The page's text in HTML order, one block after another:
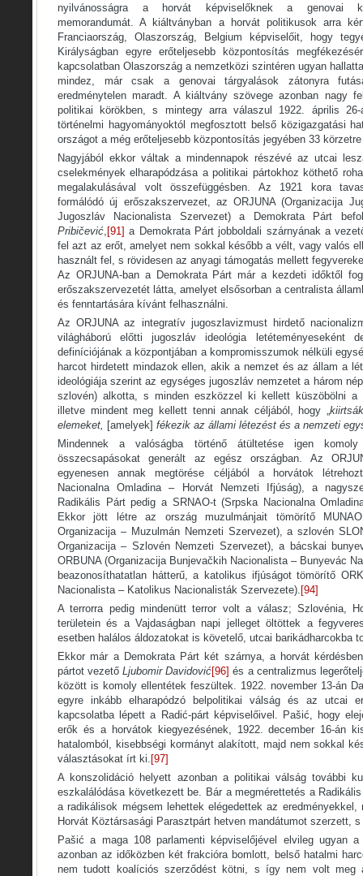
nyilvánosságra a horvát képviselőknek a genovai
memorandumát. A kiáltványban a horvát politikusok arra
Franciaország, Olaszország, Belgium képviselőit, hogy
Királyságban egyre erőteljesebb központosítás
kapcsolatban Olaszország a nemzetközi szintéren ugyan
mindez, már csak a genovai tárgyalások zátonyra
eredménytelen maradt. A kiáltvány szövege azonban nagy
politikai körökben, s mintegy arra válaszul 1922. április
történelmi hagyományoktól megfosztott belső közigazgatási
országot a még erőteljesebb központosítás jegyében 33
Nagyjából ekkor váltak a mindennapok részévé az utcai
cselekmények elharapódzása a politikai pártokhoz köthető
megalakulásával volt összefüggésben. Az 1921 kora
formálódó új erőszakszervezet, az ORJUNA (Organizacija
Jugoszláv Nacionalista Szervezet) a Demokrata Párt
Pribičević [91] a Demokrata Párt jobboldali szárnyának a
fel azt az erőt, amelyet nem sokkal később a vélt, vagy valós
használt fel, s rövidesen az anyagi támogatás mellett
Az ORJUNA-ban a Demokrata Párt már a kezdeti időktől
erőszakszervezetét látta, amelyet elsősorban a centralista
és fenntartására kívánt felhasználni.
Az ORJUNA az integratív jugoszlavizmust hirdető
világháború előtti jugoszláv ideológia letéteményeseként
definíciójának a központjában a kompromisszumok nélküli
harcot hirdetett mindazok ellen, akik a nemzet és az állam a
ideológiája szerint az egységes jugoszláv nemzetet a három
szlovén) alkotta, s minden eszközzel ki kellett küszöbölni a
illetve mindent meg kellett tenni annak céljából, hogy „
elemeket,
[amelyek] fékezik az állami létezést és a nemzeti
Mindennek a valóságba történő átültetése igen
összecsapásokat generált az egész országban. Az
egyenesen annak megtörése céljából a horvátok
Nacionalna Omladina – Horvát Nemzeti Ifjúság), a
Radikális Párt pedig a SRNAO-t (Srpska Nacionalna
Ekkor jött létre az ország muzulmánjait tömörítő MUNAO
Organizacija – Muzulmán Nemzeti Szervezet), a szlovén
Organizacija – Szlovén Nemzeti Szervezet), a bácskai
ORBUNA (Organizacija Bunjevačkih Nacionalista – Bunyevác
beazonosíthatatlan hátterű, a katolikus ifjúságot tömörítő
Nacionalista – Katolikus Nacionalisták Szervezete). [94]
A terrorra pedig mindenütt terror volt a válasz; Szlovénia,
területein és a Vajdaságban napi jelleget öltöttek a
esetben halálos áldozatokat is követelő, utcai barikádharcokba
Ekkor már a Demokrata Párt két szárnya, a horvát
pártot vezetőLjubomirDavidović[96] és a centralizmus
között is komoly ellentétek feszültek. 1922. november 13-án
egyre inkább elharapódzó belpolitikai válság és az utcai
kapcsolatba lépett a Radić-párt képviselőivel. Pašić, hogy
erők és a horvátok kiegyezésének, 1922. december 16-án
hatalomból, kisebbségi kormányt alakított, majd nem sokkal
választásokat írt ki. [97]
A konszolidáció helyett azonban a politikai válság további
eszkalálódása következett be. Bár a megmérettetés a
a radikálisok mégsem lehettek elégedettek az
Horvát Köztársasági Parasztpárt hetven mandátumot szerzett,
Pašić a maga 108 parlamenti képviselőjével elvileg ugyan
azonban az időközben két frakcióra bomlott, belső hatalmi
nem tudott koalíciós szerződést kötni, s így nem volt meg